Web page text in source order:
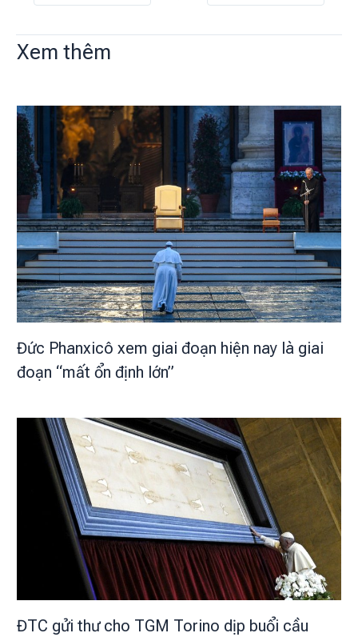
Xem thêm
Đức Phanxicô xem giai đoạn hiện nay là giai
đoạn “mất ổn định lớn”
ĐTC gửi thư cho TGM Torino dịp buổi cầu